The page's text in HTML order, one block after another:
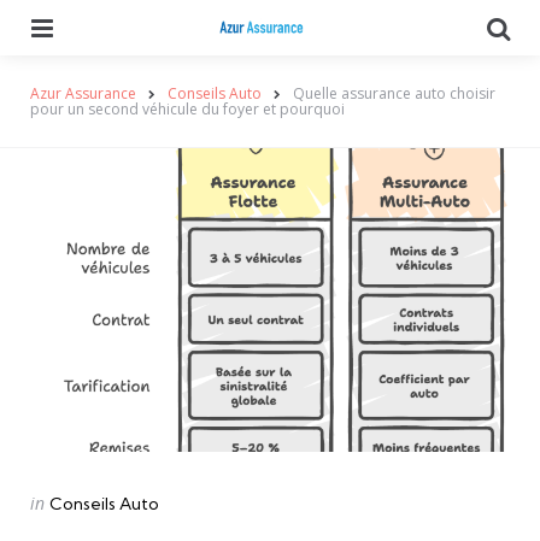
Azur Assurance Conseils Auto Quelle assurance auto choisir
pour un second véhicule du foyer et pourquoi
Categories
Posted
in Conseils Auto